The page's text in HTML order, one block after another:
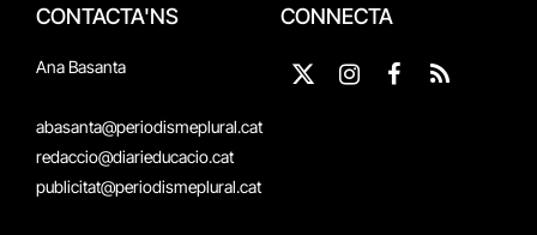
CONTACTA'NS
Ana Basanta
abasanta@periodismeplural.cat
redaccio@diarieducacio.cat
publicitat@periodismeplural.cat
CONNECTA
X
Instagram
Facebook
RSS